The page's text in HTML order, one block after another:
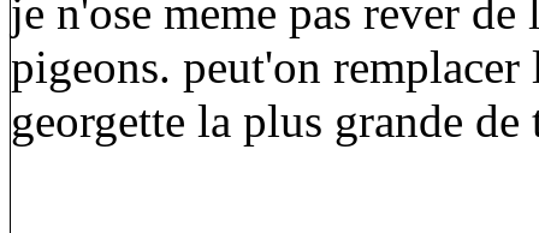
je n'ose meme pas rever
pigeons. peut'on remplacer
georgette la plus grande de